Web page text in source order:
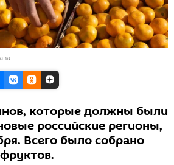
которые должны были
российские регионы,
Всего было собрано